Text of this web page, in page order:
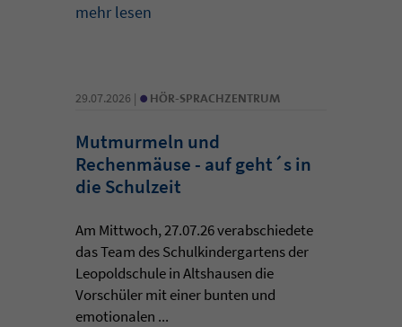
mehr lesen
29.07.2026 | • HÖR-SPRACHZENTRUM
Mutmurmeln und
Rechenmäuse - auf geht´s in
die Schulzeit
Am Mittwoch, 27.07.26 verabschiedete
das Team des Schulkindergartens der
Leopoldschule in Altshausen die
Vorschüler mit einer bunten und
emotionalen ...